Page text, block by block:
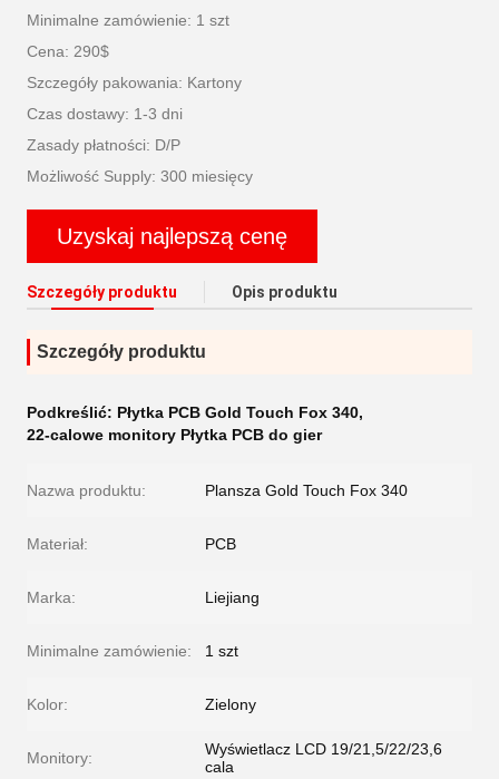
Minimalne zamówienie: 1 szt
Cena: 290$
Szczegóły pakowania: Kartony
Czas dostawy: 1-3 dni
Zasady płatności: D/P
Możliwość Supply: 300 miesięcy
Uzyskaj najlepszą cenę
Szczegóły produktu Opis produktu
Szczegóły produktu
Podkreślić: Płytka PCB Gold Touch Fox 340,
22-calowe monitory Płytka PCB do gier
Nazwa produktu: Plansza Gold Touch Fox 340
Materiał: PCB
Marka: Liejiang
Minimalne zamówienie: 1 szt
Kolor: Zielony
Monitory:
Wyświetlacz LCD 19/21,5/22/23,6
cala